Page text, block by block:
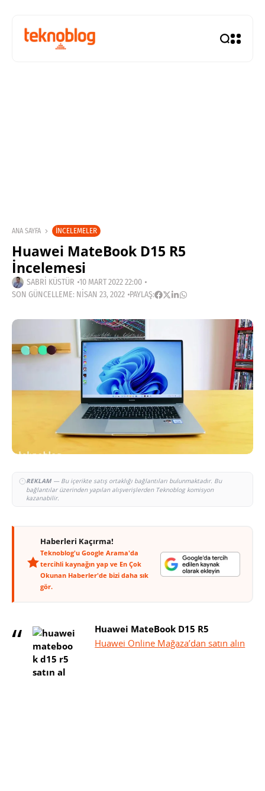
ANA SAYFA İNCELEMELER
Huawei MateBook D15 R5
İncelemesi
SABRI KÜSTÜR 10 MART 2022 22:00
SON GÜNCELLEME: NISAN 23, 2022 PAYLAŞ:
REKLAM— Bu içerikte satış ortaklığı bağlantıları bulunmaktadır. Bu
bağlantılar üzerinden yapılan alışverişlerden Teknoblog komisyon
kazanabilir.
Haberleri Kaçırma!
Teknoblog'u Google Arama'da
tercihli kaynağın yap ve En Çok
Okunan Haberler'de bizi daha sık
gör.
Huawei MateBook D15 R5
Huawei Online Mağaza’dan satın alın